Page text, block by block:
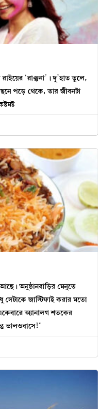
‘রাঞ্ঝনা’। দু’হাত তুলে,
পড়ে থেকে, তার জীবনটা
আছে। অনুষ্ঠানবাড়ির মেনুতে
সেটাকে জাস্টিফাই করার মতো
অ্যানালগ শতকের
ভালওবাসে!‘